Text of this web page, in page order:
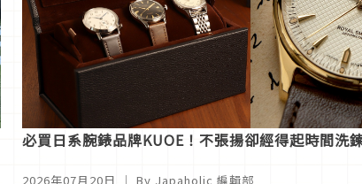
必買日系腕錶品牌KUOE！不張揚卻經得起時間洗
2026年07月20日 ｜ By Japaholic 編輯部